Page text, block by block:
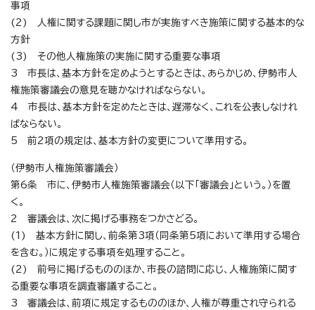
事項
(2) 人権に関する課題に関し市が実施すべき施策に関する基本的な
方針
(3) その他人権施策の実施に関する重要な事項
3 市長は、基本方針を定めようとするときは、あらかじめ、伊勢市人
権施策審議会の意見を聴かなければならない。
4 市長は、基本方針を定めたときは、遅滞なく、これを公表しなけれ
ばならない。
5 前2項の規定は、基本方針の変更について準用する。
（伊勢市人権施策審議会）
第6条 市に、伊勢市人権施策審議会（以下「審議会」という。）を置
く。
2 審議会は、次に掲げる事務をつかさどる。
(1) 基本方針に関し、前条第3項（同条第5項において準用する場合
を含む。）に規定する事項を処理すること。
(2) 前号に掲げるもののほか、市長の諮問に応じ、人権施策に関す
る重要な事項を調査審議すること。
3 審議会は、前項に規定するもののほか、人権が尊重され守られる